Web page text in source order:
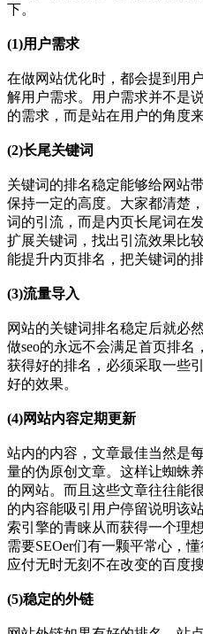
下。
(1)用户需求
在做网站优化时，都会提到用
解用户需求。用户需求并不是
的需求，而是站在用户的角度
(2)长尾关键词
关键词的排名稳定能够给网站
保持一定的高度。大家都清楚
词的引流，而是内页长尾词在
扩展关键词，找出引流效果比
能提升内页排名，把关键词的
(3)流量导入
网站的关键词排名稳定后就必
做seo的永远不会满足首页排名
获得好的排名，必须采取一些
好的效果。
(4)网站内容定期更新
站内的内容，文章最佳当然是
量的伪原创文章。这样让蜘蛛
的网站。而且这些文章往往能
的内容能吸引用户停留说明该
索引擎的青睐从而获得一个理
需要SEOer们有一颗平常心，
应付无时无刻不在改变的百度搜
(5)稳定的外链